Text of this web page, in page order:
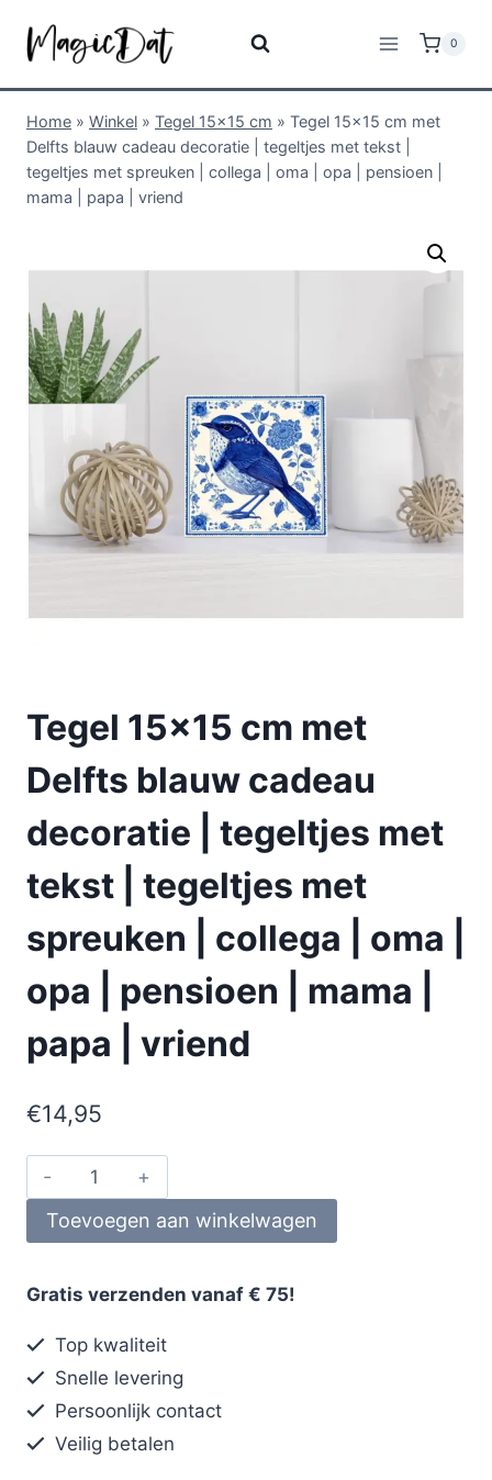
0
Home » Winkel » Tegel 15x15 cm » Tegel 15×15 cm met
Delfts blauw cadeau decoratie | tegeltjes met tekst |
tegeltjes met spreuken | collega | oma | opa | pensioen |
mama | papa | vriend
Tegel 15×15 cm met
Delfts blauw cadeau
decoratie | tegeltjes met
tekst | tegeltjes met
spreuken | collega | oma |
opa | pensioen | mama |
papa | vriend
€14,95
Toevoegen aan winkelwagen
Gratis verzenden vanaf € 75!
Top kwaliteit
Snelle levering
Persoonlijk contact
Veilig betalen